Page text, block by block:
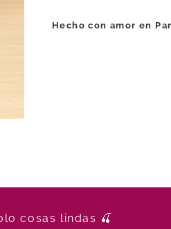
Hecho con amor en
cosas lindas 🍒